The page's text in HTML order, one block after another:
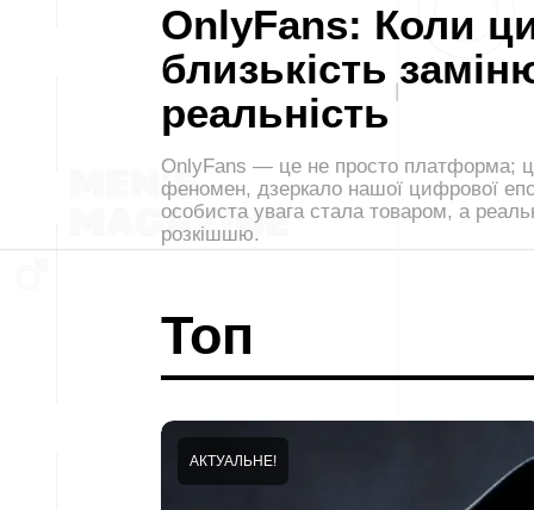
OnlyFans: Коли
близькість
реальність
OnlyFans — це не просто платформа;
феномен, дзеркало нашої цифрової
особиста увага стала товаром, а
розкішшю.
Топ
АКТУАЛЬНЕ!